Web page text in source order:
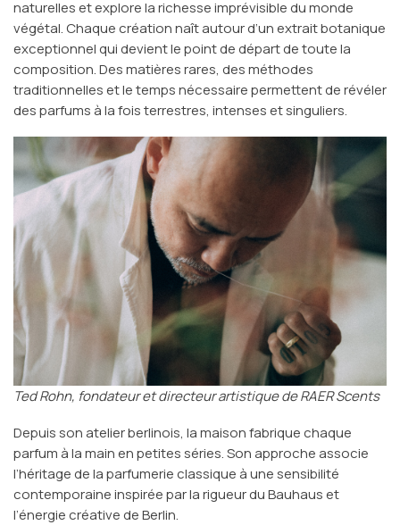
naturelles et explore la richesse imprévisible du monde
végétal. Chaque création naît autour d’un extrait botanique
exceptionnel qui devient le point de départ de toute la
composition. Des matières rares, des méthodes
traditionnelles et le temps nécessaire permettent de révéler
des parfums à la fois terrestres, intenses et singuliers.
Ted Rohn, fondateur et directeur artistique de RAER Scents
Depuis son atelier berlinois, la maison fabrique chaque
parfum à la main en petites séries. Son approche associe
l’héritage de la parfumerie classique à une sensibilité
contemporaine inspirée par la rigueur du Bauhaus et
l’énergie créative de Berlin.